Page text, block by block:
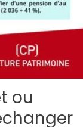
ou